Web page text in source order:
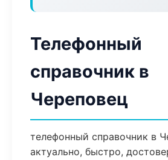
Телефонный
справочник в
Череповец
телефонный справочник в
актуально, быстро,